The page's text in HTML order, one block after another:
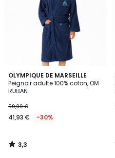
OLYMPIQUE DE MARSEILLE
Peignoir adulte 100% coton, OM
RUBAN
€
au
de
59,90
59,90 €
41,93 € -30%
3,3
/ 5
3,3
/